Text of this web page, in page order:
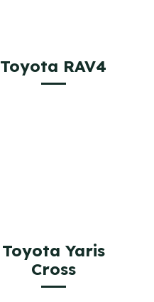
Toyota RAV4
Toyota Yaris
Cross